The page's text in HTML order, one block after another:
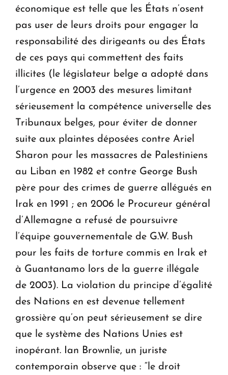
économique est telle que les États n’osent
pas user de leurs droits pour engager la
responsabilité des dirigeants ou des États
de ces pays qui commettent des faits
illicites (le législateur belge a adopté dans
l’urgence en 2003 des mesures limitant
sérieusement la compétence universelle des
Tribunaux belges, pour éviter de donner
suite aux plaintes déposées contre Ariel
Sharon pour les massacres de Palestiniens
au Liban en 1982 et contre George Bush
père pour des crimes de guerre allégués en
Irak en 1991 ; en 2006 le Procureur général
d’Allemagne a refusé de poursuivre
l’équipe gouvernementale de G.W. Bush
pour les faits de torture commis en Irak et
à Guantanamo lors de la guerre illégale
de 2003). La violation du principe d’égalité
des Nations en est devenue tellement
grossière qu’on peut sérieusement se dire
que le système des Nations Unies est
inopérant. Ian Brownlie, un juriste
contemporain observe que : “le droit